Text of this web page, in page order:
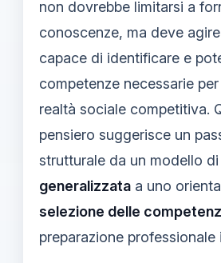
non dovrebbe limitarsi a
conoscenze, ma deve
capace di identificare e
competenze necessarie
realtà sociale competitiva.
pensiero suggerisce un
strutturale da un modello di
generalizzata a uno
selezione delle
preparazione professionale